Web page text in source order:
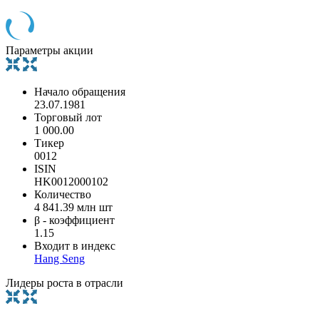
Параметры акции
Начало обращения
23.07.1981
Торговый лот
1 000.00
Тикер
0012
ISIN
HK0012000102
Количество
4 841.39 млн шт
β - коэффициент
1.15
Входит в индекс
Hang Seng
Лидеры роста в отрасли